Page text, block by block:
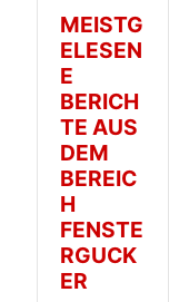
MEISTG
ELESEN
E
BERICH
TE AUS
DEM
BEREIC
H
FENSTE
RGUCK
ER